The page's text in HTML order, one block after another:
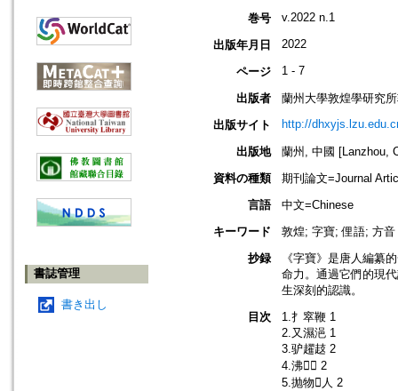
書誌管理
書き出し
巻号
v.2022 n.1
出版年月日 2022
ページ 1 - 7
出版者
蘭州大學敦煌學研究
出版サイト
http://
出版地
蘭州, 中國 [Lanzhou,
資料の種類
期刊論文=Journal
言語
中文=Chinese
キーワード
敦煌; 字寶; 俚語; 方音
抄録
《字寶》是唐人編纂
命力。通過它們的現
生深刻的認識。
目次
1.扌窣鞭 1
2.又濕浥 1
3.驴趯䞚 2
4.沸𤄖𤄖 2
5.抛物𢯩人 2